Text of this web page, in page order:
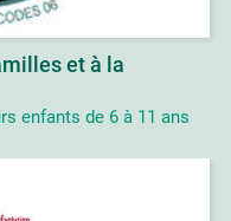
et à la
enfants de 6 à 11 ans